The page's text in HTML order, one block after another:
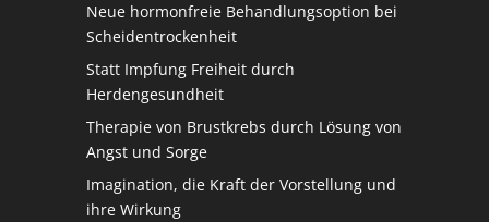
Neue hormonfreie Behandlungsoption bei
Scheidentrockenheit
Statt Impfung Freiheit durch
Herdengesundheit
Therapie von Brustkrebs durch Lösung von
Angst und Sorge
Imagination, die Kraft der Vorstellung und
ihre Wirkung